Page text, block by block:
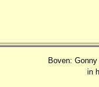
Boven:
in